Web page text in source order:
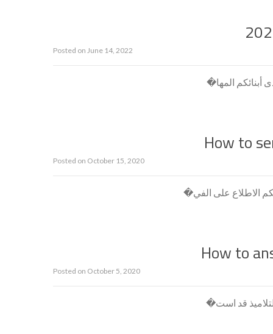
Posted on June 14, 2022
المها�
How to
Posted on October 15, 2020
الاطلاع على الفي�
How to
Posted on October 5, 2020
قد است�